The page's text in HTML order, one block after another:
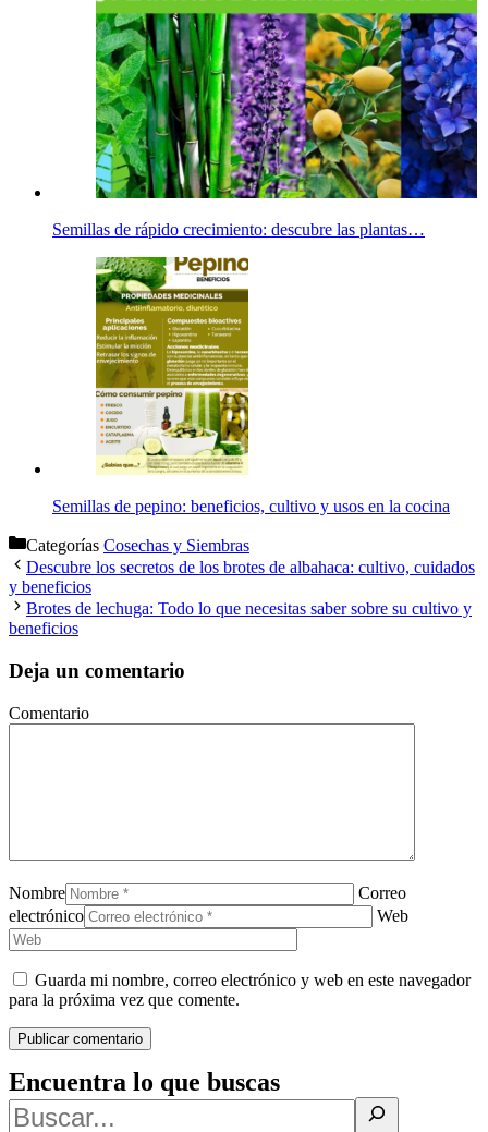
Semillas de rápido crecimiento: descubre las plantas…
Semillas de pepino: beneficios, cultivo y usos en la cocina
Categorías Cosechas y Siembras
Descubre los secretos de los brotes de albahaca: cultivo, cuidados
y beneficios
Brotes de lechuga: Todo lo que necesitas saber sobre su cultivo y
beneficios
Deja un comentario
Comentario
Nombre
Correo
electrónico
Web
Guarda mi nombre, correo electrónico y web en este navegador
para la próxima vez que comente.
Encuentra lo que buscas